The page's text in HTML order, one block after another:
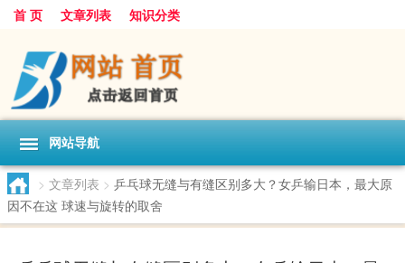
首 页 文章列表 知识分类
网站导航
> 文章列表 > 乒乓球无缝与有缝区别多大？女乒输日本，最大原
因不在这 球速与旋转的取舍